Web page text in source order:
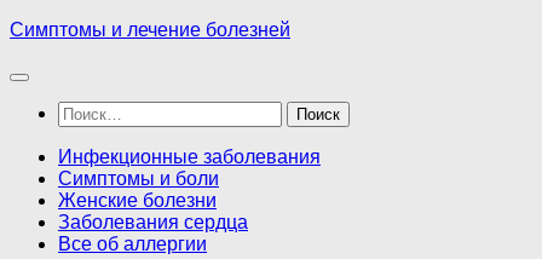
Перейти
содержимому
Симптомы и лечение болезней
Найти:
Инфекционные заболевания
Симптомы и боли
Женские болезни
Заболевания сердца
Все об аллергии